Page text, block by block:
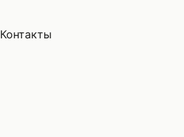
Контакты